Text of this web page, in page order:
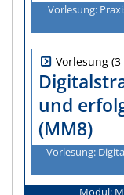
Vorlesung:
Vorlesung
und
(MM8)
Vorlesung:
Modul: